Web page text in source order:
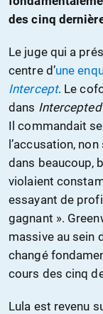
des cinq
Le juge qui a
centre d’une
Intercept. Le
dans Intercepted
Il commandait
l’accusation,
dans beaucoup,
violaient
essayant de
gagnant ».
massive au sein
changé
cours des cinq
Lula est revenu